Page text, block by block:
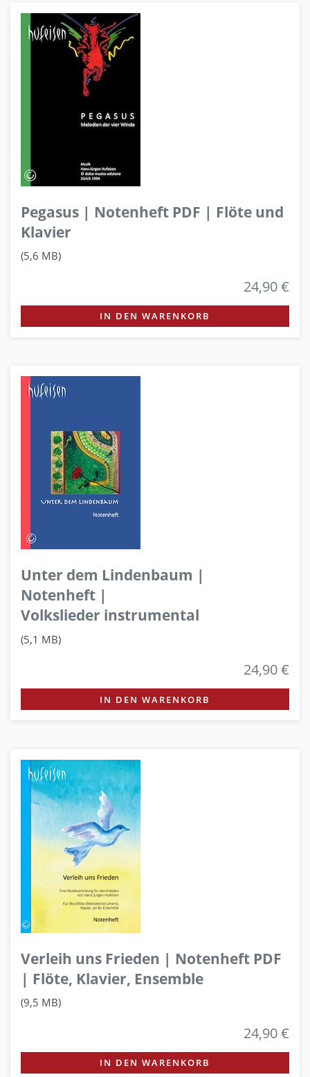
Pegasus | Notenheft PDF | Flöte und
Klavier
(5,6 MB)
24,90 €
IN DEN WARENKORB
Unter dem Lindenbaum |
Notenheft |
Volkslieder instrumental
(5,1 MB)
24,90 €
IN DEN WARENKORB
Verleih uns Frieden | Notenheft PDF
| Flöte, Klavier, Ensemble
(9,5 MB)
24,90 €
IN DEN WARENKORB